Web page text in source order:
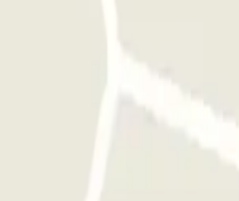
e utiliza este bilhete para abrir a cancela.